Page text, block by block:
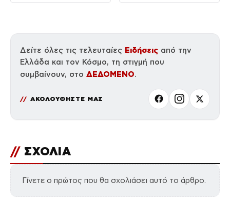
Δείτε όλες τις τελευταίες Ειδήσεις από την
Ελλάδα και τον Κόσμο, τη στιγμή που
συμβαίνουν, στο ΔΕΔΟΜΕΝΟ.
ΑΚΟΛΟΥΘΗΣΤΕ ΜΑΣ
// ΣΧΟΛΙΑ
Γίνετε ο πρώτος που θα σχολιάσει αυτό το άρθρο.